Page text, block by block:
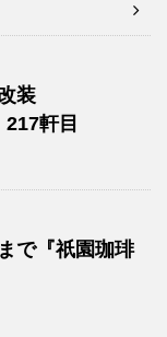
装
軒目
で『祇園珈琲